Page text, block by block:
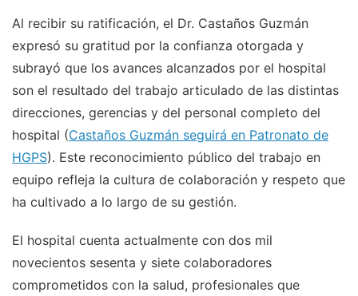
Al recibir su ratificación, el Dr. Castaños Guzmán
expresó su gratitud por la confianza otorgada y
subrayó que los avances alcanzados por el hospital
son el resultado del trabajo articulado de las distintas
direcciones, gerencias y del personal completo del
hospital (Castaños Guzmán seguirá en Patronato de
HGPS). Este reconocimiento público del trabajo en
equipo refleja la cultura de colaboración y respeto que
ha cultivado a lo largo de su gestión.
El hospital cuenta actualmente con dos mil
novecientos sesenta y siete colaboradores
comprometidos con la salud, profesionales que